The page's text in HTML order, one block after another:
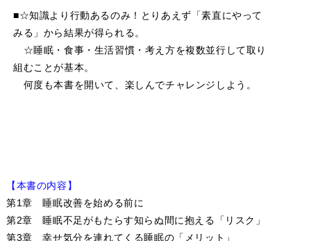
■☆知識より行動あるのみ！とりあえず「素直にやって
みる」から結果が得られる。
☆睡眠・食事・生活習慣・考え方を複数並行して取り
組むことが基本。
何度も本書を開いて、楽しんでチャレンジしよう。
【本書の内容】
第1章 睡眠改善を始める前に
第2章 睡眠不足がもたらす知らぬ間に抱える「リスク」
第3章 幸せ気分を連れてくる睡眠の「メリット」